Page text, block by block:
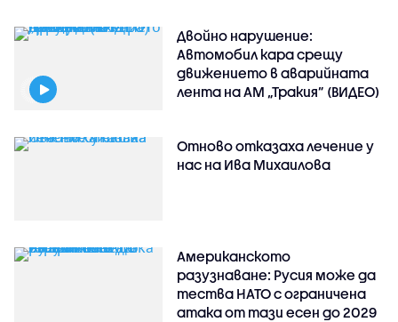
Двойно нарушение:
Автомобил кара срещу
движението в аварийната
лента на АМ „Тракия” (ВИДЕО)
Отново отказаха лечение у
нас на Ива Михаилова
Американското
разузнаване: Русия може да
тества НАТО с ограничена
атака от тази есен до 2029